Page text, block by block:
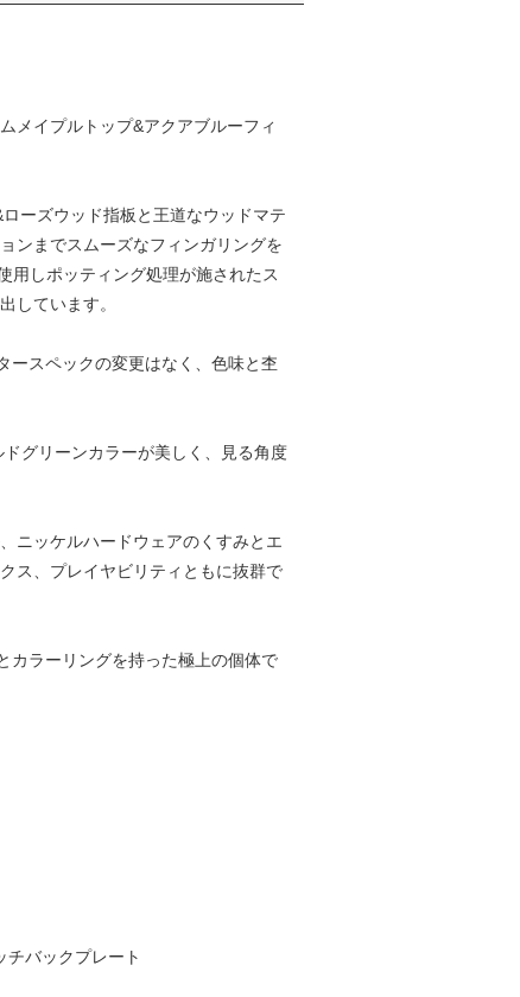
メイプルトップ&アクアブルーフィ
ーズウッド指板と王道なウッドマテ
ンまでスムーズなフィンガリングを
用しポッティング処理が施されたス
しています。
ースペックの変更はなく、色味と杢
グリーンカラーが美しく、見る角度
ニッケルハードウェアのくすみとエ
ス、プレイヤビリティともに抜群で
カラーリングを持った極上の個体で
バックプレート